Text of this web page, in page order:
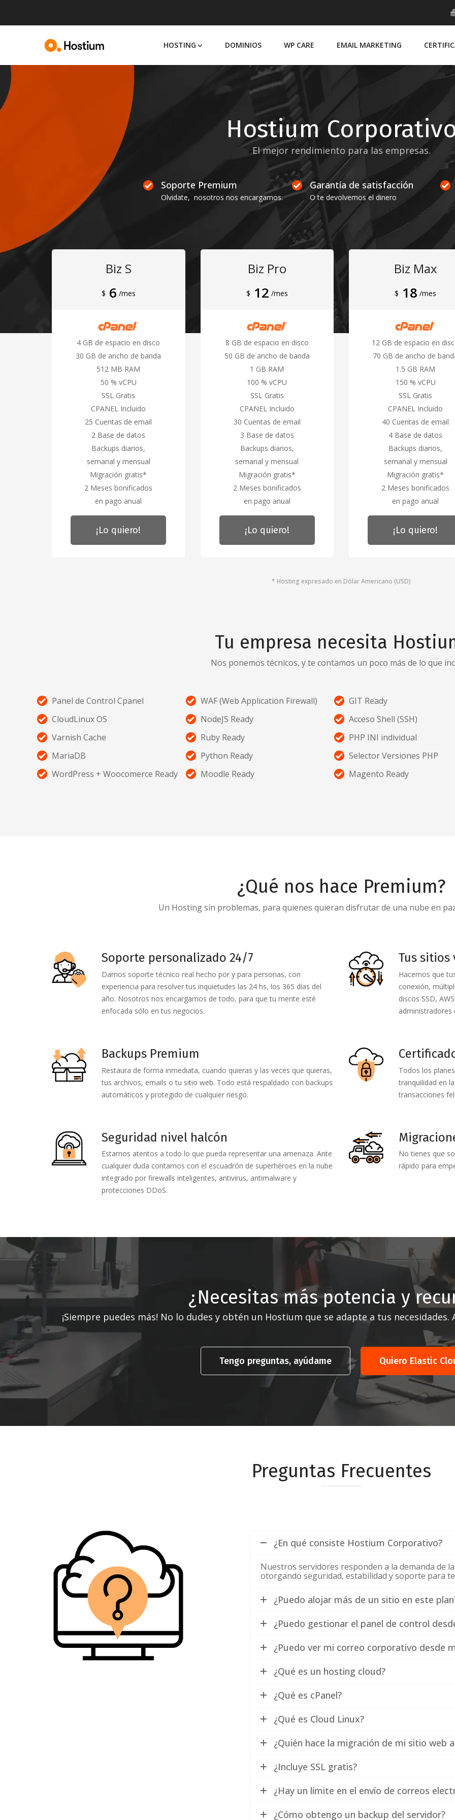
HOSTING DOMINIOS WP CARE EMAIL MARKETING
Hostium
El mejor rendimiento para las empresas.
Soporte Premium
Olvidate, nosotros nos encargamos.
Garantía de satisfacción
O te devolvemos el dinero
Biz S
$ 6 /mes
4 GB de espacio en disco
30 GB de ancho de banda
512 MB RAM
50 % vCPU
SSL Gratis
CPANEL Incluido
25 Cuentas de email
2 Base de datos
Backups diarios,
semanal y mensual
Migración gratis*
2 Meses bonificados
en pago anual
¡Lo quiero!
Biz Pro
$ 12 /mes
8 GB de espacio en disco
50 GB de ancho de banda
1 GB RAM
100 % vCPU
SSL Gratis
CPANEL Incluido
30 Cuentas de email
3 Base de datos
Backups diarios,
semanal y mensual
Migración gratis*
2 Meses bonificados
en pago anual
¡Lo quiero!
Biz Max
$ 18 /mes
12 GB de espacio en
70 GB de ancho de
1.5 GB RAM
150 % vCPU
SSL Gratis
CPANEL Incluido
40 Cuentas de email
4 Base de datos
Backups diarios,
semanal y mensual
Migración gratis*
2 Meses bonificados
en pago anual
¡Lo quiero!
* Hosting expresado en Dólar Americano (USD)
Tu empresa necesita
Nos ponemos técnicos, y te contamos un poco más de lo que
Panel de Control Cpanel
CloudLinux OS
Varnish Cache
MariaDB
WordPress + Woocomerce Ready
WAF (Web Application Firewall)
NodeJS Ready
Ruby Ready
Python Ready
Moodle Ready
GIT Ready
Acceso Shell (SSH)
PHP INI individual
Selector Versiones PHP
Magento Ready
¿Qué nos hace Premium?
Un Hosting sin problemas, para quienes quieran disfrutar de una nube en
Soporte personalizado 24/7
Damos soporte técnico real hecho por y para personas, con
experiencia para resolver tus inquietudes las 24 hs, los 365 días del
año. Nosotros nos encargamos de todo, para que tu mente esté
enfocada sólo en tus negocios.
Tus sitios
Hacemos que
conexión,
discos SSD,
administradores
Backups Premium
Restaura de forma inmediata, cuando quieras y las veces que quieras,
tus archivos, emails o tu sitio web. Todo está respaldado con backups
automáticos y protegido de cualquier riesgo.
Todos los
tranquilidad en
transacciones
Seguridad nivel halcón
Estamos atentos a todo lo que pueda representar una amenaza. Ante
cualquier duda contamos con el escuadrón de superhéroes en la nube
integrado por firewalls inteligentes, antivirus, antimalware y
protecciones DDoS.
No tienes que
rápido para
¿Necesitas más potencia y
¡Siempre puedes más! No lo dudes y obtén un Hostium que se adapte a tus
Tengo preguntas, ayúdame Quiero Elastic
Preguntas Frecuentes
¿En qué consiste Hostium Corporativo?
Nuestros servidores responden a la demanda de
otorgando seguridad, estabilidad y soporte para
¿Puedo alojar más de un sitio en este
¿Puedo gestionar el panel de control
¿Puedo ver mi correo corporativo desde
¿Qué es un hosting cloud?
¿Qué es cPanel?
¿Qué es Cloud Linux?
¿Quién hace la migración de mi sitio web
¿Incluye SSL gratis?
¿Hay un límite en el envío de correos
¿Cómo obtengo un backup del servidor?